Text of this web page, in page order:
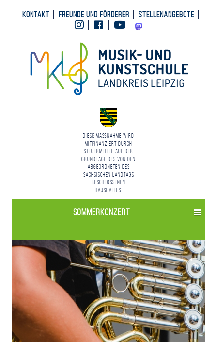
Kontakt Freunde und Förderer
Stellenangebote
InstagramFacebookYoutubeMastodon
Diese Maßnahme wird
mitfinanziert durch
Steuermittel auf der
Grundlage des von den
Abgeordneten des
Sächsischen Landtags
beschlossenen
Haushaltes.
Sommerkonzert